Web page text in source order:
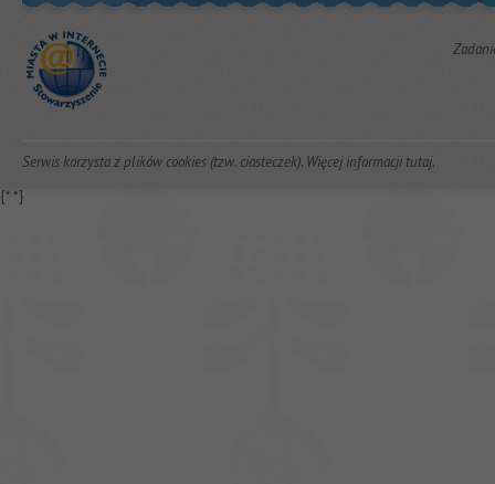
Serwis korzysta z plików cookies (tzw. ciasteczek). Więcej informacjitutaj.
{**}